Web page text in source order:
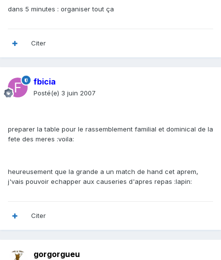
dans 5 minutes : organiser tout ça
Citer
fbicia
Posté(e) 3 juin 2007
preparer la table pour le rassemblement familial et dominical de la
fete des meres :voila:
heureusement que la grande a un match de hand cet aprem,
j'vais pouvoir echapper aux causeries d'apres repas :lapin:
Citer
gorgorgueu